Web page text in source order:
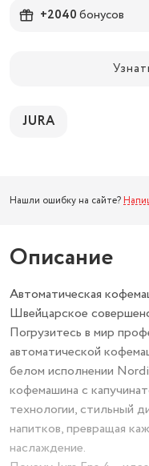
+2040бонусов
JURA
Нашли ошибку на сайте?
Описание
Автоматическая
Швейцарское
Погрузитесь в мир
автоматической
белом исполнении
кофемашина с
технологии, стильный
напитков, превращая
наслаждение.